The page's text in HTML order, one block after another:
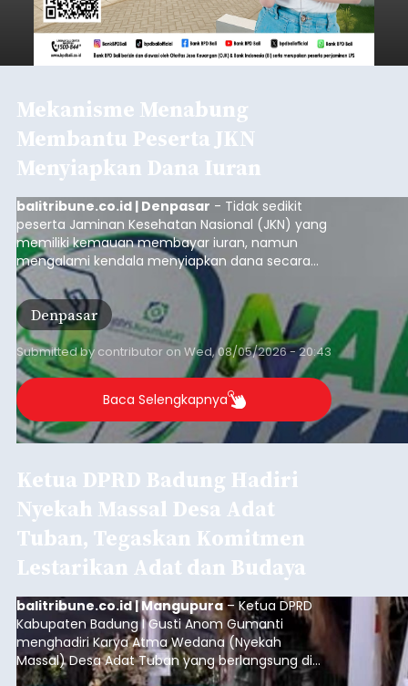
Mekanisme Menabung
Membantu Peserta JKN
Menyiapkan Dana Iuran
balitribune.co.id | Denpasar - Tidak sedikit
peserta Jaminan Kesehatan Nasional (JKN) yang
memiliki kemauan membayar iuran, namun
mengalami kendala menyiapkan dana secara
penuh saat jatuh tempo pembayaran iuran.
Kondisi ini terutama dialami oleh peserta
segmen Pekerja Bukan Penerima Upah (PBPU)
yang memiliki penghasilan tidak tetap.
Denpasar
Submitted by contributor on Wed, 08/05/2026 - 20:43
Baca Selengkapnya
Ketua DPRD Badung Hadiri
Nyekah Massal Desa Adat
Tuban, Tegaskan Komitmen
Lestarikan Adat dan Budaya
balitribune.co.id | Mangupura– Ketua DPRD
Kabupaten Badung I Gusti Anom Gumanti
menghadiri Karya Atma Wedana (Nyekah
Massal) Desa Adat Tuban yang berlangsung di
Payadnyan Karya Atma Wedana, Lapangan